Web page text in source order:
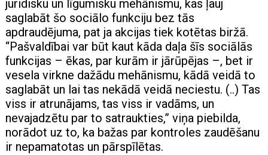
juridisku un līgumisku mehānismu, kas ļauj
saglabāt šo sociālo funkciju bez tās
apdraudējuma, pat ja akcijas tiek kotētas biržā.
“Pašvaldībai var būt kaut kāda daļa šīs sociālās
funkcijas – ēkas, par kurām ir jārūpējas –, bet ir
vesela virkne dažādu mehānismu, kādā veidā to
saglabāt un lai tas nekādā veidā neciestu. (..) Tas
viss ir atrunājams, tas viss ir vadāms, un
nevajadzētu par to satraukties,” viņa piebilda,
norādot uz to, ka bažas par kontroles zaudēšanu
ir nepamatotas un pārspīlētas.